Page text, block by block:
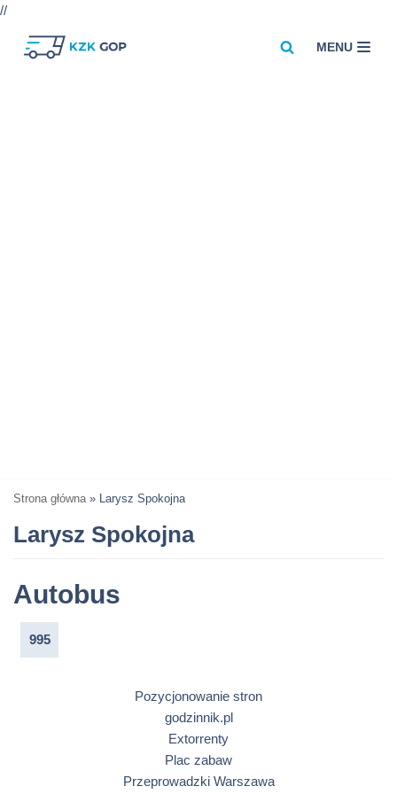
//
MENU
Strona główna » Larysz Spokojna
Larysz Spokojna
Autobus
995
Pozycjonowanie stron
godzinnik.pl
Extorrenty
Plac zabaw
Przeprowadzki Warszawa